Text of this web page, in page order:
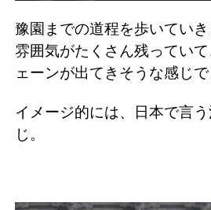
豫園までの道程を歩いてい
雰囲気がたくさん残ってい
ェーンが出てきそうな感じで
イメージ的には、日本で言
じ。